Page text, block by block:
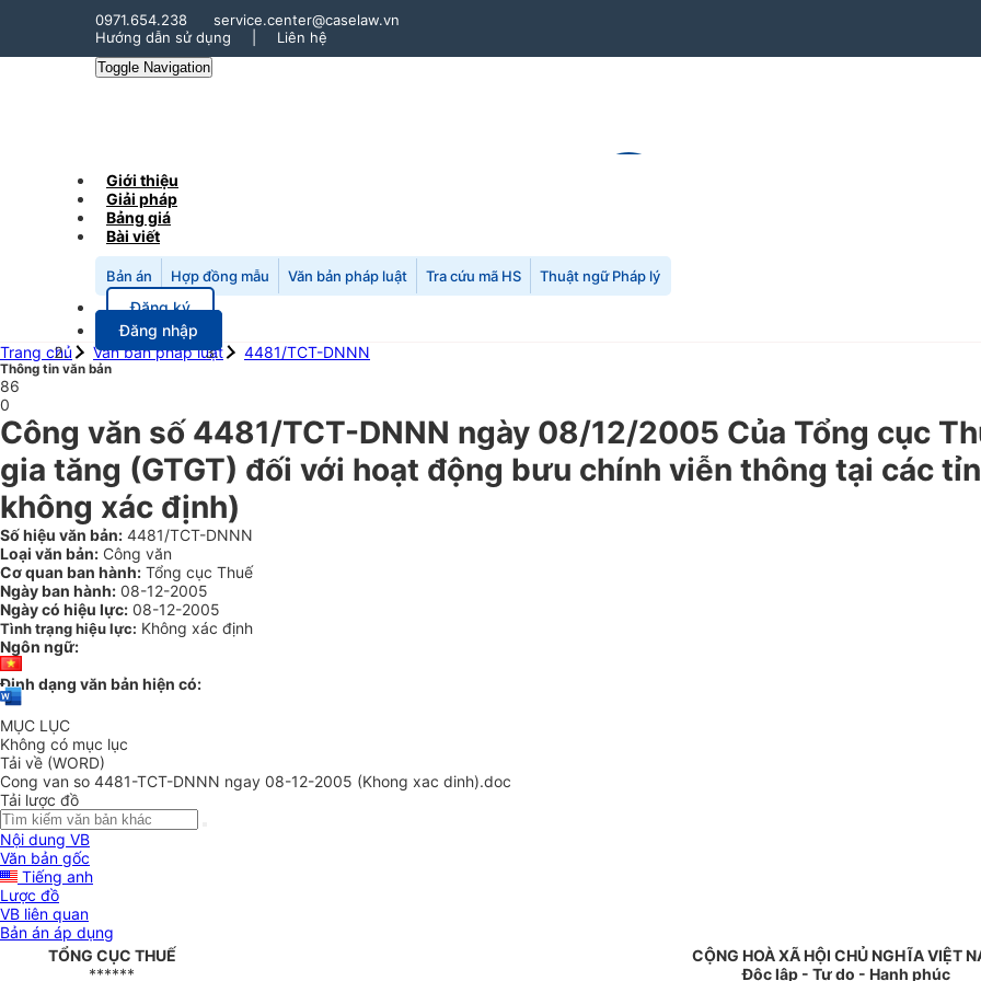
0971.654.238
service.center@caselaw.vn
Hướng dẫn sử dụng
Liên hệ
Toggle Navigation
Giới thiệu
Giải pháp
Bảng giá
Bài viết
Bản án Hợp đồng mẫu Văn bản pháp luật Tra cứu mã HS Thuật ngữ Pháp lý
Đăng ký
Đăng nhập
Trang chủ
Văn bản pháp luật 4481/TCT-DNNN
Thông tin văn bản
86
0
Công văn số 4481/TCT-DNNN ngày 08/12/2005 Của Tổng cục
gia tăng (GTGT) đối với hoạt động bưu chính viễn thông tại các
không xác định)
Số hiệu văn bản: 4481/TCT-DNNN
Loại văn bản: Công văn
Cơ quan ban hành: Tổng cục Thuế
Ngày ban hành: 08-12-2005
Ngày có hiệu lực: 08-12-2005
Tình trạng hiệu lực: Không xác định
Ngôn ngữ:
Định dạng văn bản hiện có:
MỤC LỤC
Không có mục lục
Tải về (WORD)
Cong van so 4481-TCT-DNNN ngay 08-12-2005 (Khong xac dinh).doc
Tải lược đồ
Nội dung VB
Văn bản gốc
Tiếng anh
Lược đồ
VB liên quan
Bản án áp dụng
TỔNG CỤC THUẾ
******
CỘNG HOÀ XÃ HỘI CHỦ NGHĨA VIỆT
Độc lập - Tự do - Hạnh phúc